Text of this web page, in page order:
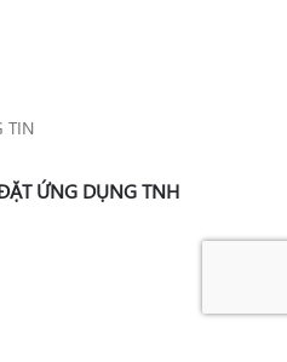
TIN
ỨNG DỤNG TNH